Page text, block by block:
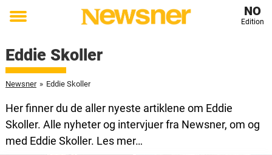
Toggle
NO
Edition
Eddie Skoller
Newsner » Eddie Skoller
Her finner du de aller nyeste artiklene om Eddie
Skoller. Alle nyheter og intervjuer fra Newsner, om og
med Eddie Skoller. Les mer…